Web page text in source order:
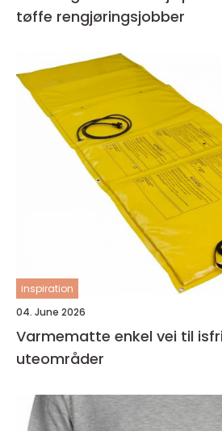
tøffe rengjøringsjobber
inspiration
04. June 2026
Varmematte enkel vei til isfrie og trygge
uteområder